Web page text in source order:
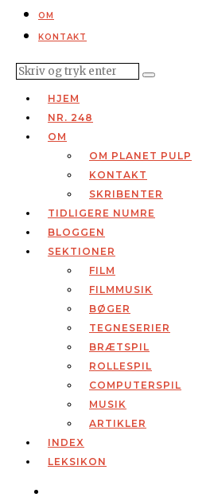
OM
KONTAKT
HJEM
NR. 248
OM
OM PLANET PULP
KONTAKT
SKRIBENTER
TIDLIGERE NUMRE
BLOGGEN
SEKTIONER
FILM
FILMMUSIK
BØGER
TEGNESERIER
BRÆTSPIL
ROLLESPIL
COMPUTERSPIL
MUSIK
ARTIKLER
INDEX
LEKSIKON